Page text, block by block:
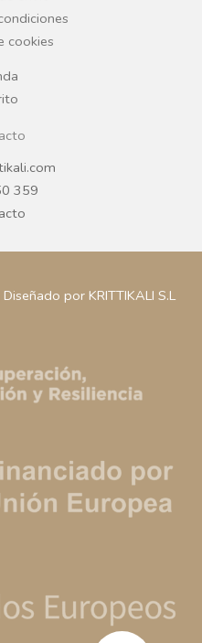
a
cookies
359
por KRITTIKALI S.L